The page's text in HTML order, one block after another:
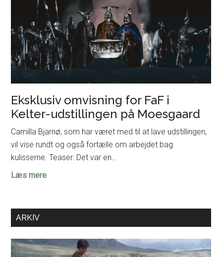
Eksklusiv omvisning for FaF i
Kelter-udstillingen på Moesgaard
Camilla Bjarnø, som har været med til at lave udstillingen,
vil vise rundt og også fortælle om arbejdet bag
kulisserne. Teaser: Det var en…
Læs mereEksklusiv
i
Kelter-
udstillingen
ARKIV